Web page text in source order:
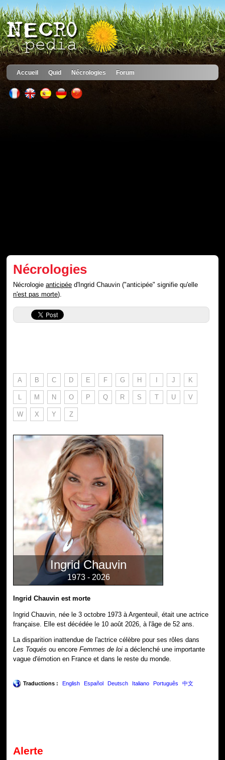
Accueil Quid Nécrologies Forum
Nécrologies
Nécrologieanticipée d'Ingrid Chauvin ("anticipée" signifie qu'elle
n'est pas morte).
A B C D E F G H I J K
L M N O P Q R S T U V
W X Y Z
Ingrid Chauvin
1973 - 2026
Ingrid Chauvin est morte
Ingrid Chauvin, née le 3 octobre 1973 à Argenteuil, était une actrice
française. Elle est décédée le 10 août 2026, à l'âge de 52 ans.
La disparition inattendue de l'actrice célèbre pour ses rôles dans
Les Toqués ou encoreFemmes de loi a déclenché une importante
vague d'émotion en France et dans le reste du monde.
Traductions : English Español Deutsch Italiano Português 中文
Alerte